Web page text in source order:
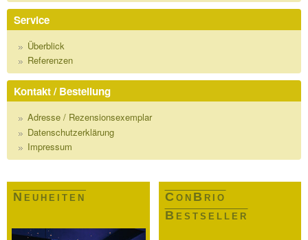
Service
Überblick
Referenzen
Kontakt / Bestellung
Adresse / Rezensionsexemplar
Datenschutzerklärung
Impressum
Neuheiten
ConBrio
Bestseller